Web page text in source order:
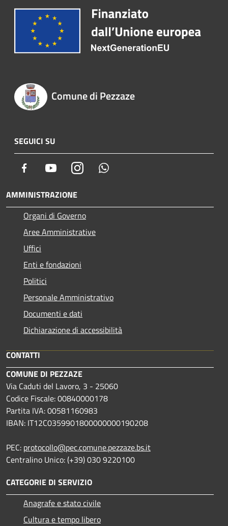
Comune di Pezzaze
SEGUICI SU
Facebook YoutubeInstagram
AMMINISTRAZIONE
Organi di Governo
Aree Amministrative
Uffici
Enti e fondazioni
Politici
Personale Amministrativo
Documenti e dati
Dichiarazione di accessibilità
CONTATTI
COMUNE DI PEZZAZE
Via Caduti del Lavoro, 3 - 25060
Codice Fiscale: 00840000178
Partita IVA: 00581160983
IBAN: IT12C0359901800000000190208
PEC: protocollo@pec.comune.pezzaze.bs.it
Centralino Unico: (+39) 030 9220100
CATEGORIE DI SERVIZIO
Anagrafe e stato civile
Cultura e tempo libero